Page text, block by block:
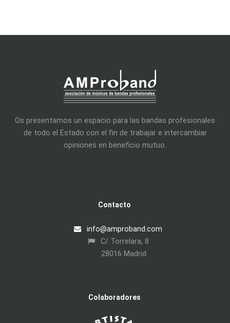
Os presentamos un espacio para las bandas profesionales
de todo el Estado con el fin de trabajar e intercambiar
opiniones en beneficio mutuo.
Contacto
info@amproband.com
C/ Torrelara, 8
28016 Madrid
Colaboradores